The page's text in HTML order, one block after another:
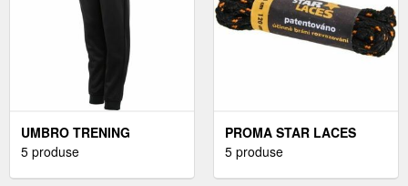
UMBRO TRENING
PENTRU BĂIEȚI TRENING
5 produse
PROMA STAR LACES
SLIM 140 CM ȘIRETURI,
5 produse